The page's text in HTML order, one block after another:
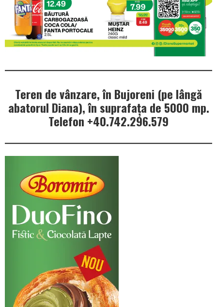
Teren de vânzare, în Bujoreni (pe lângă
abatorul Diana), în suprafața de 5000 mp.
Telefon +40.742.296.579